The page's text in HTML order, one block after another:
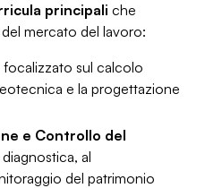
principali che
mercato del lavoro:
focalizzato sul calcolo
e la progettazione
e Controllo del
al
del patrimonio